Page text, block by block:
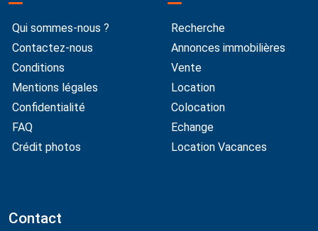
Qui sommes-nous ?
Contactez-nous
Conditions
Mentions légales
Confidentialité
FAQ
Crédit photos
Recherche
Annonces immobilières
Vente
Location
Colocation
Echange
Location Vacances
Contact